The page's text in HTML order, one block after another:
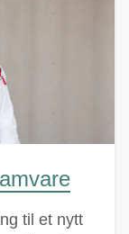
til et nytt